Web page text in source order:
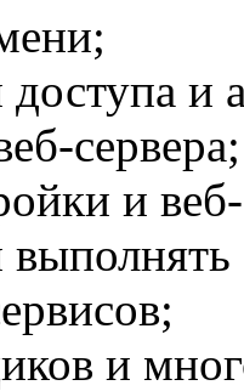
и
сервера;
и
и